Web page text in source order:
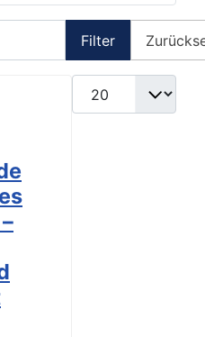
Filter
Anzeige #